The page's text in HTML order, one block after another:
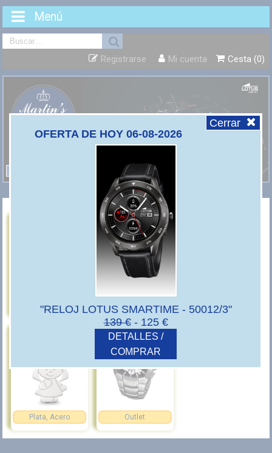
Cerrar
OFERTA DE HOY 06-08-2026
"RELOJ LOTUS SMARTIME - 50012/3"
139 €- 125 €
DETALLES /
COMPRAR
Cesta (0)
Mi cuenta
Registrarse
Menú
Relojes JoyerÃ­a en Oro Diamantes
Plata, Acero Outlet